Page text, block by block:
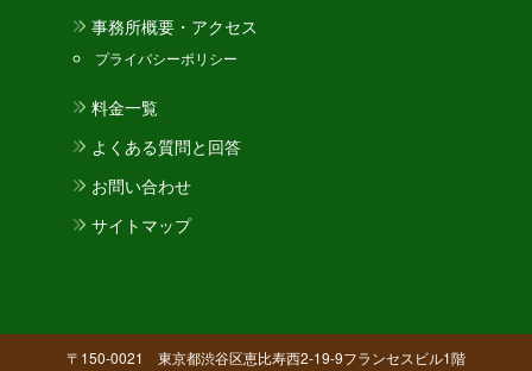
事務所概要・アクセス
プライバシーポリシー
料金一覧
よくある質問と回答
お問い合わせ
サイトマップ
〒150-0021 東京都渋谷区恵比寿西2-19-9フランセスビル1階